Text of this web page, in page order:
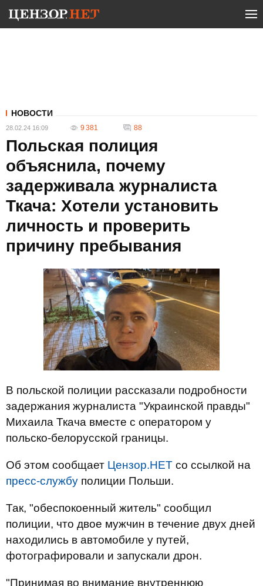
НОВОСТИ
28.02.24 16:09 9 381 88
Польская полиция
объяснила, почему
задерживала журналиста
Ткача: Хотели установить
личность и проверить
причину пребывания
В польской полиции рассказали подробности
задержания журналиста "Украинской правды"
Михаила Ткача вместе с оператором у
польско-белорусской границы.
Об этом сообщает Цензор.НЕТ со ссылкой на
пресс-службу полиции Польши.
Так, "обеспокоенный житель" сообщил
полиции, что двое мужчин в течение двух дней
находились в автомобиле у путей,
фотографировали и запускали дрон.
"Принимая во внимание внутреннюю